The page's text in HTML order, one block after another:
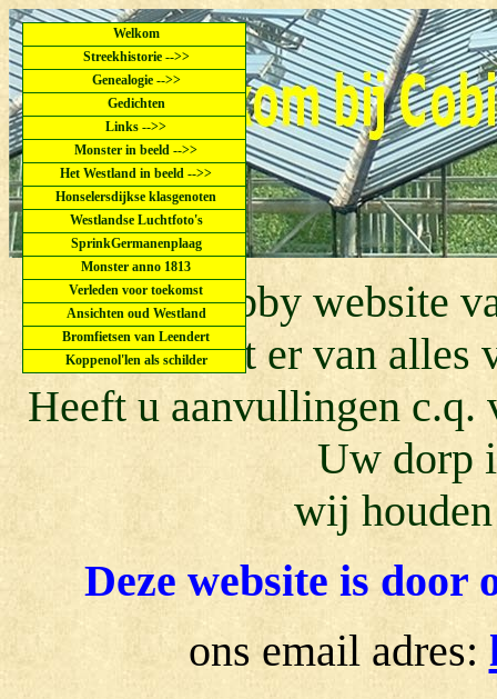
Dit is de hobby website
U kunt er van alles
Heeft u aanvullingen c.q.
Uw dorp
wij
Deze website is door
ons email adres:
Welkom
Streekhistorie -->>
Genealogie -->>
Gedichten
Links -->>
Monster in beeld -->>
Het Westland in beeld -->>
Honselersdijkse klasgenoten
Westlandse Luchtfoto's
SprinkGermanenplaag
Monster anno 1813
Verleden voor toekomst
Ansichten oud Westland
Bromfietsen van Leendert
Koppenol'len als schilder